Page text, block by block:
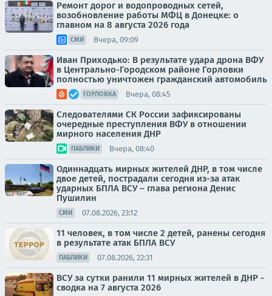
Ремонт дорог и водопроводных сетей,
возобновление работы МФЦ в Донецке: о
главном на 8 августа 2026 года
СМИ Вчера, 09:09
Иван Приходько: В результате удара дрона ВФУ
в Центрально-Городском районе Горловки
полностью уничтожен гражданский автомобиль
ГОРЛОВКА Вчера, 08:45
Следователями СК России зафиксированы
очередные преступления ВФУ в отношении
мирного населения ДНР
ПАБЛИКИ Вчера, 08:40
Одиннадцать мирных жителей ДНР, в том числе
двое детей, пострадали сегодня из-за атак
ударных БПЛА ВСУ – глава региона Денис
Пушилин
СМИ 07.08.2026, 23:12
11 человек, в том числе 2 детей, ранены сегодня
в результате атак БПЛА ВСУ
ПАБЛИКИ 07.08.2026, 22:31
ВСУ за сутки ранили 11 мирных жителей в ДНР -
сводка на 7 августа 2026